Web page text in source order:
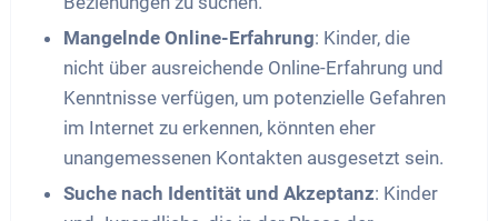
Mangelnde Online-Erfahrung: Kinder, die
nicht über ausreichende Online-Erfahrung und
Kenntnisse verfügen, um potenzielle Gefahren
im Internet zu erkennen, könnten eher
unangemessenen Kontakten ausgesetzt sein.
Suche nach Identität und Akzeptanz: Kinder